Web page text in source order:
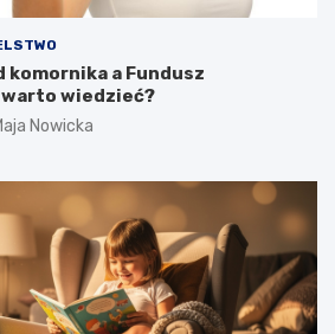
komornika a Fundusz
wiedzieć?
Nowicka